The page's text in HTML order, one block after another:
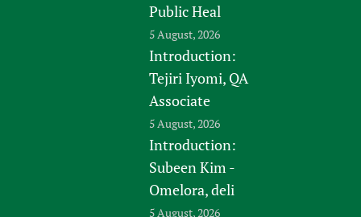
Public Heal
5 August, 2026
Introduction:
Tejiri Iyomi, QA
Associate
5 August, 2026
Introduction:
Subeen Kim -
Omelora, deli
5 August, 2026